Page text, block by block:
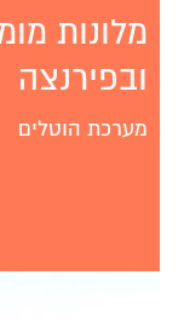
מלונות
ובפירנצה
מערכת הוטלים